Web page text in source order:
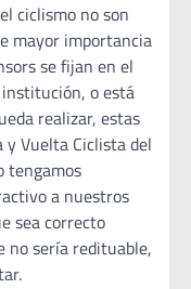
ciclismo no son
mayor importancia
se fijan en el
o está
realizar, estas
y Vuelta Ciclista del
tengamos
a nuestros
sea correcto
no sería redituable,